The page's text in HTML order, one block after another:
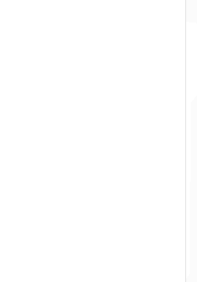
定額がございました
格が適切かお返事申